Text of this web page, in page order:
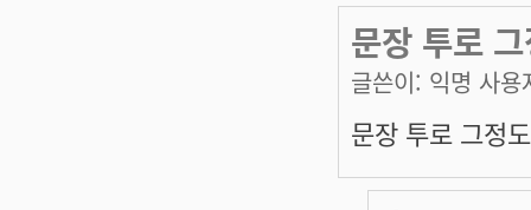
문장 투로
글쓴이: 익명 사용
문장 투로 그정